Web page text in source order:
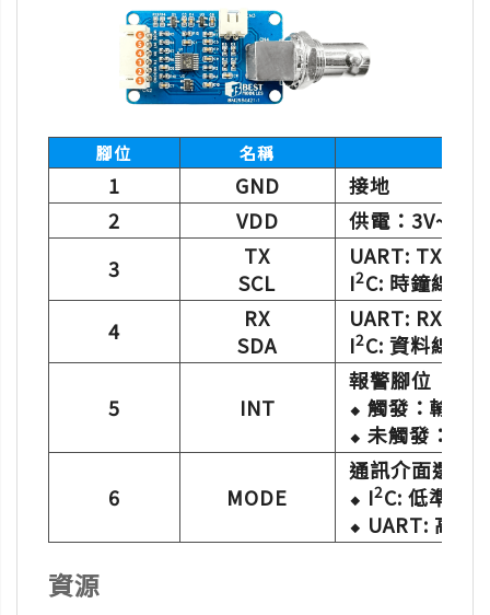
腳位 名稱
1 GND
接地
2
VDD
供電：3V~5.5V
3
TX
SCL
UART: TX
I2C: 時鐘線 (
4
RX
SDA
UART: RX
I2C: 資料線 (
5 INT
報警腳位
⬥ 觸發：輸出
⬥ 未觸發：輸
6 MODE
通訊介面選擇
⬥ I2C: 低準位
⬥ UART: 高準
資源